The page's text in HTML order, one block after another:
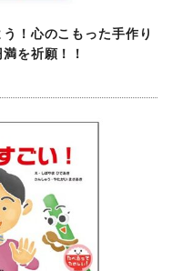
！心のこもった手作り
を祈願！！